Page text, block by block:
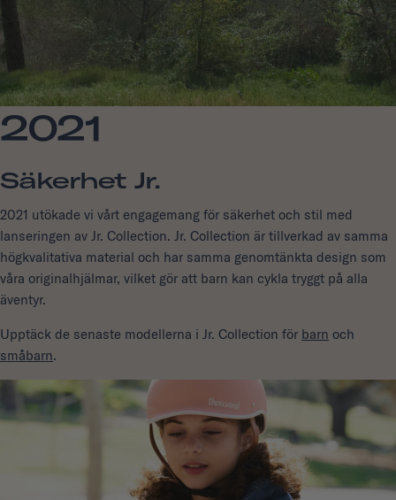
2021
Säkerhet Jr.
2021 utökade vi vårt engagemang för säkerhet och stil med
lanseringen av Jr. Collection. Jr. Collection är tillverkad av samma
högkvalitativa material och har samma genomtänkta design som
våra originalhjälmar, vilket gör att barn kan cykla tryggt på alla
äventyr.
Upptäck de senaste modellerna i Jr. Collection för barn och
småbarn.